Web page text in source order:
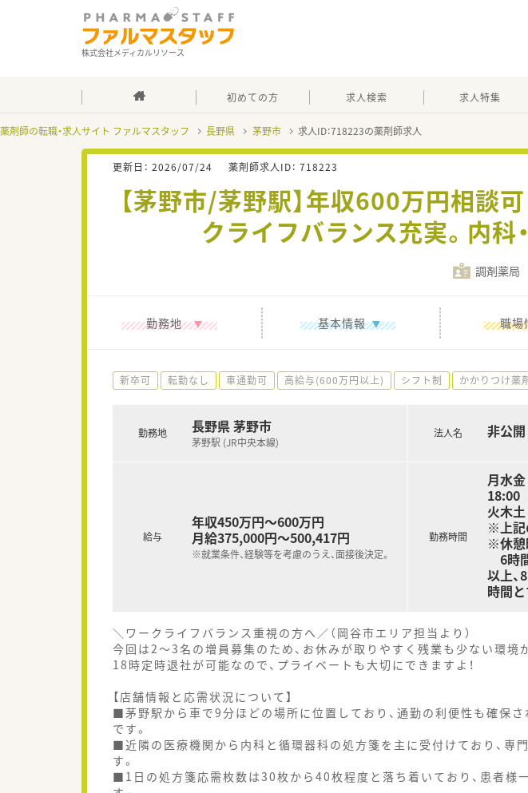
株式会社メディカルリソース
初めての方 求人検索 求人特集
薬剤師の転職・求人サイト ファルマスタッフ 長野県 茅野市 求人ID：718223の薬剤師求人
更新日： 2026/07/24 薬剤師求人ID： 718223
【茅野市/茅野駅】年収600万円相談
クライフバランス充実。内科
調剤薬局
勤務地 基本情報 職場
新卒可 転勤なし 車通勤可 高給与(600万円以上) シフト制 かかりつけ薬
勤務地 長野県 茅野市
茅野駅 (JR中央本線)
給与
年収450万円～600万円
月給375,000円～500,417円
※就業条件、経験等を考慮のうえ、面接後決定。
法人名 非公開
勤務時間
月水
18:00
火木
※上記
※休憩
6時
以上
時間
＼ワークライフバランス重視の方へ／（岡谷市エリア担当より）
今回は2〜3名の増員募集のため、お休みが取りやすく残業も少ない環境
18時定時退社が可能なので、プライベートも大切にできますよ！
【店舗情報と応需状況について】
■茅野駅から車で9分ほどの場所に位置しており、通勤の利便性も確保
です。
■近隣の医療機関から内科と循環器科の処方箋を主に受付けており、専
す。
■1日の処方箋応需枚数は30枚から40枚程度と落ち着いており、患者様